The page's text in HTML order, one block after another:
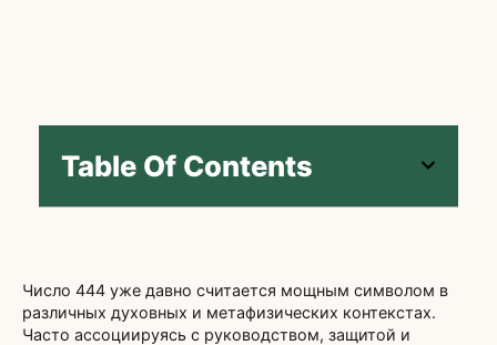
Table Of Contents
Число 444 уже давно считается мощным символом в
различных духовных и метафизических контекстах.
Часто ассоциируясь с руководством, защитой и